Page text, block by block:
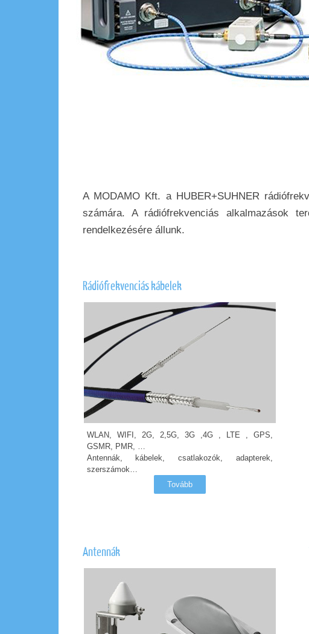
A MODAMO Kft. a HUBER+SUHNER
számára. A rádiófrekvenciás alkalmazások
rendelkezésére állunk.
Rádiófrekvenciás kábelek
WLAN, WIFI, 2G, 2,5G, 3G ,4G , LTE , GPS,
GSMR, PMR, …
Antennák, kábelek, csatlakozók, adapterek,
szerszámok…
Tovább
Antennák